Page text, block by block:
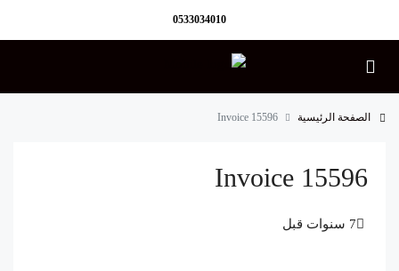
0533034010
الصفحة الرئيسية Invoice 15596
Invoice 15596